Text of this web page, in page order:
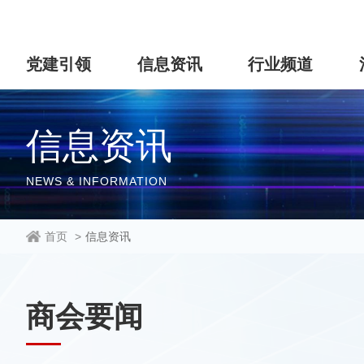
党建引领 信息资讯 行业频道
信息资讯
NEWS & INFORMATION
首页 > 信息资讯
商会要闻